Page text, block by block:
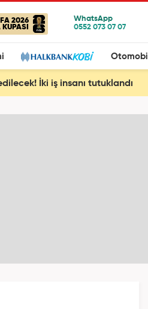
2026
KUPASI
Otomobil
İki iş insanı tutuklandı